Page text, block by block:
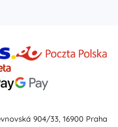
904/33, 16900 Praha